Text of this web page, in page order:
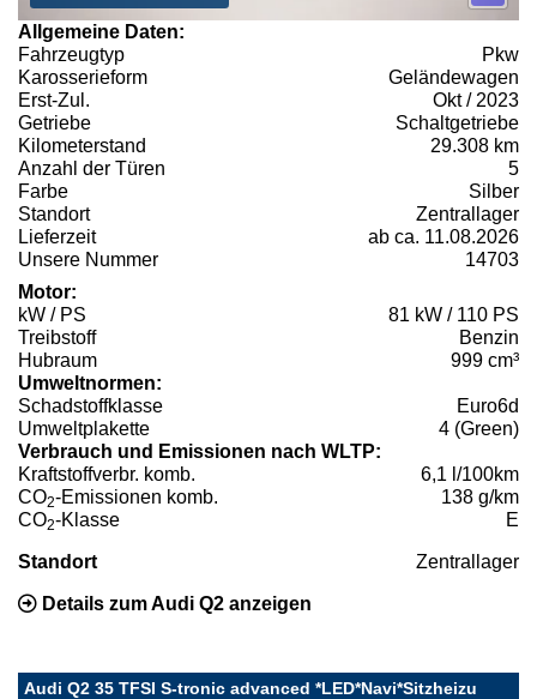
Allgemeine Daten:
Fahrzeugtyp
Pkw
Karosserieform
Geländewagen
Erst-Zul.
Okt / 2023
Getriebe
Schaltgetriebe
Kilometerstand
29.308 km
Anzahl der Türen
5
Farbe
Silber
Standort
Zentrallager
Lieferzeit
ab ca. 11.08.2026
Unsere Nummer
14703
Motor:
kW / PS
81 kW / 110 PS
Treibstoff
Benzin
Hubraum
999 cm³
Umweltnormen:
Schadstoffklasse
Euro6d
Umweltplakette
4 (Green)
Verbrauch und Emissionen nach WLTP:
Kraftstoffverbr. komb.
6,1 l/100km
CO2-Emissionen komb.
138 g/km
CO2-Klasse E
Standort Zentrallager
Details zum Audi Q2 anzeigen
Audi Q2 35 TFSI S-tronic advanced *LED*Navi*Sitzheizu